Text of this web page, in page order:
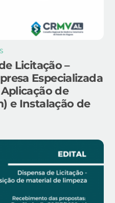
Licitação –
Especializada
de
e Instalação de